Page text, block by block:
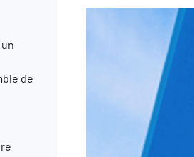
de